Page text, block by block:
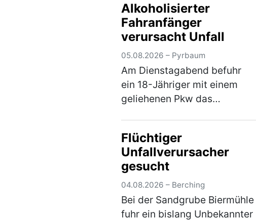
Alkoholisierter
Fahranfänger
verursacht Unfall
05.08.2026 – Pyrbaum
Am Dienstagabend befuhr
ein 18-Jähriger mit einem
geliehenen Pkw das
hierbei einige Runden um
einen Fischweiher. Hierbei
verlor der Fahranfänger …
(mehr)
Flüchtiger
Unfallverursacher
gesucht
04.08.2026 – Berching
Bei der Sandgrube Biermühle
fuhr ein bislang Unbekannter